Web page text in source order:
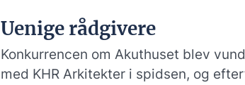
Uenige rådgivere
Konkurrencen om Akuthuset blev
med KHR Arkitekter i spidsen, og